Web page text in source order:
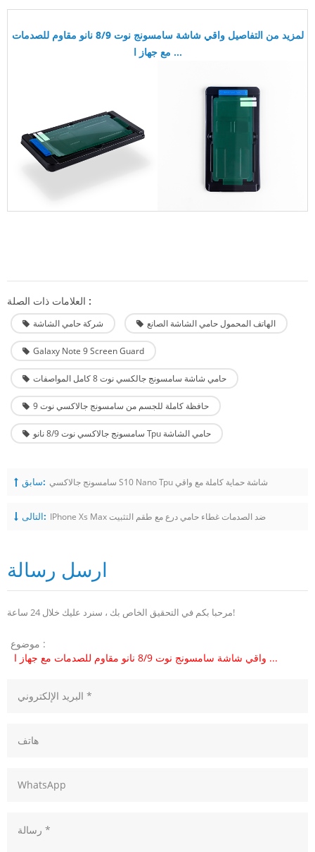
لمزيد من التفاصيل
واقي شاشة سامسونج نوت 8/9 نانو مقاوم للصدمات
مع جهاز ا ...
العلامات ذات الصلة :
شركة حامي الشاشة الهاتف المحمول حامي الشاشة الصانع
Galaxy Note 9 Screen Guard
حامي شاشة سامسونج جالكسي نوت 8 كامل المواصفات
حافظة كاملة للجسم من سامسونج جالاكسي نوت 9
سامسونج جالاكسي نوت 8/9 نانو Tpu حامي الشاشة
سابق: سامسونج جالاكسي S10 Nano Tpu شاشة حماية كاملة مع واقي
التالى: IPhone Xs Max ضد الصدمات غطاء حامي درع مع طقم التثبيت
ارسل رسالة
مرحبا بكم في التحقيق الخاص بك ، سنرد عليك خلال 24 ساعة!
موضوع :
واقي شاشة سامسونج نوت 8/9 نانو مقاوم للصدمات مع جهاز ا ...